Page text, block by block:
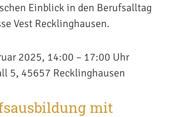
Einblick in den Berufsalltag
Vest Recklinghausen.
2025, 14:00 – 17:00 Uhr
5, 45657 Recklinghausen
mit